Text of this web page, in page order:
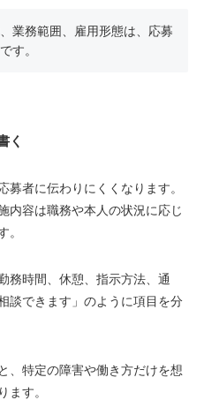
業務範囲、雇用形態は、応募
す。
く
募者に伝わりにくくなります。
内容は職務や本人の状況に応じ
。
務時間、休憩、指示方法、通
談できます」のように項目を分
、特定の障害や働き方だけを想
ます。